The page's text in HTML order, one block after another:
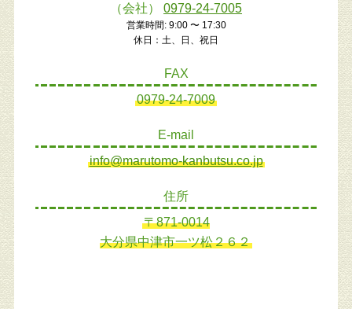
（会社） 0979-24-7005
営業時間: 9:00 〜 17:30
休日：土、日、祝日
FAX
0979-24-7009
E-mail
info@marutomo-kanbutsu.co.jp
住所
〒871-0014
大分県中津市一ツ松２６２